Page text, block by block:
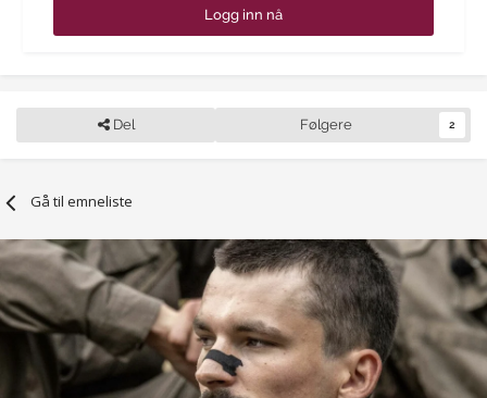
Logg inn nå
Del Følgere 2
Gå til emneliste